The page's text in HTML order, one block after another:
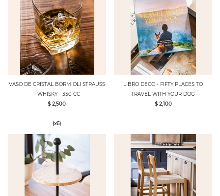
VASO DE CRISTAL BORMIOLI STRAUSS
- WHISKY - 350 CC
$ 2,500
(x6)
LIBRO DECO - FIFTY PLACES TO
TRAVEL WITH YOUR DOG
$ 2,100